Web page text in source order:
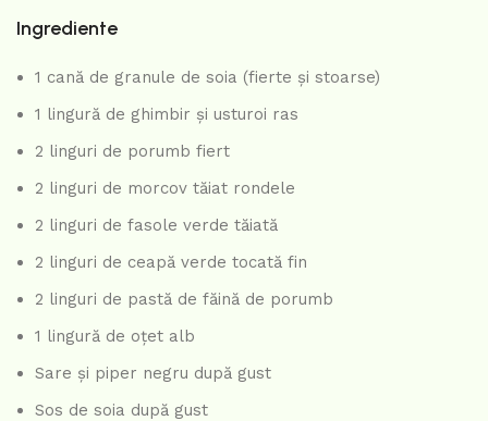
Ingrediente
1 cană de granule de soia (fierte și stoarse)
1 lingură de ghimbir și usturoi ras
2 linguri de porumb fiert
2 linguri de morcov tăiat rondele
2 linguri de fasole verde tăiată
2 linguri de ceapă verde tocată fin
2 linguri de pastă de făină de porumb
1 lingură de oțet alb
Sare și piper negru după gust
Sos de soia după gust